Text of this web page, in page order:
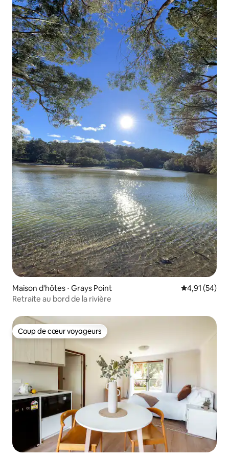
Maison d'hôtes ⋅ Grays Point Évaluation
4,91 (54)
Retraite au bord de la rivière
Coup de cœur voyageurs
Coup de cœur voyageurs